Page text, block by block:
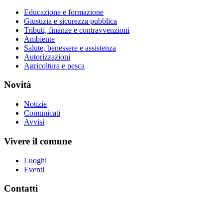
Educazione e formazione
Giustizia e sicurezza pubblica
Tributi, finanze e contravvenzioni
Ambiente
Salute, benessere e assistenza
Autorizzazioni
Agricoltura e pesca
Novità
Notizie
Comunicati
Avvisi
Vivere il comune
Luoghi
Eventi
Contatti